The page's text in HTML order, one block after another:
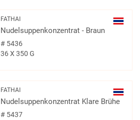
FATHAI
Nudelsuppenkonzentrat - Braun
#5436
36 X 350 G
FATHAI
Nudelsuppenkonzentrat Klare Brühe
#5437